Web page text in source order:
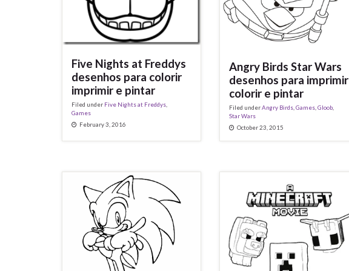
Five Nights at Freddys
desenhos para colorir
imprimir e pintar
Filed under Five Nights at Freddys
Games
February 3, 2016
Angry Birds Star Wars
desenhos para imprimir
colorir e pintar
Filed underAngry Birds,Games,Gloob,
Star Wars
October 23, 2015